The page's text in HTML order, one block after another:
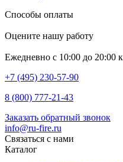
Способы оплаты
Оцените нашу работу
Ежедневно с 10:00 до 20:00
+7 (495) 230-57-90
8 (800) 777-21-43
Заказать обратный звонок
info@ru-fire.ru
Связаться с нами
Каталог